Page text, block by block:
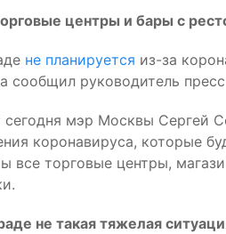
центры и бары с
не планируется из-за
сообщил руководитель
мэр Москвы Сергей
коронавируса, которые
все торговые центры,
не такая тяжелая